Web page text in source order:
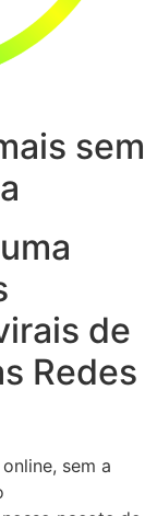
sem
de
Redes
sem a